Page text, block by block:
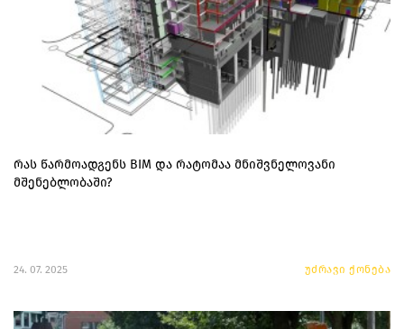
რას წარმოადგენს BIM და რატომაა მნიშვნელოვანი
მშენებლობაში?
24. 07. 2025 უძრავი ქონება